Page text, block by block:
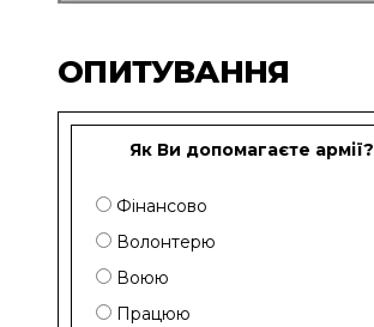
ОПИТУВАННЯ
Як Ви допомагаєте армії?
Фінансово
Волонтерю
Воюю
Працюю